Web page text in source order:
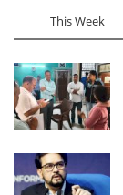
This Week